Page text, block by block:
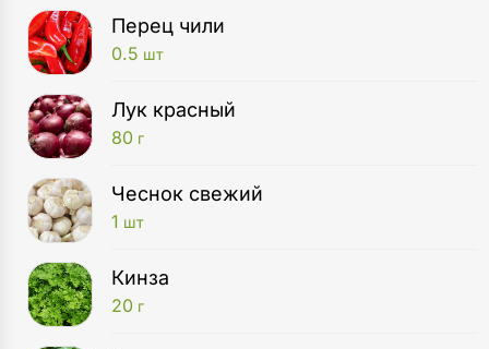
Перец чили
0.5 шт
Лук красный
80 г
Чеснок свежий
1 шт
Кинза
20 г